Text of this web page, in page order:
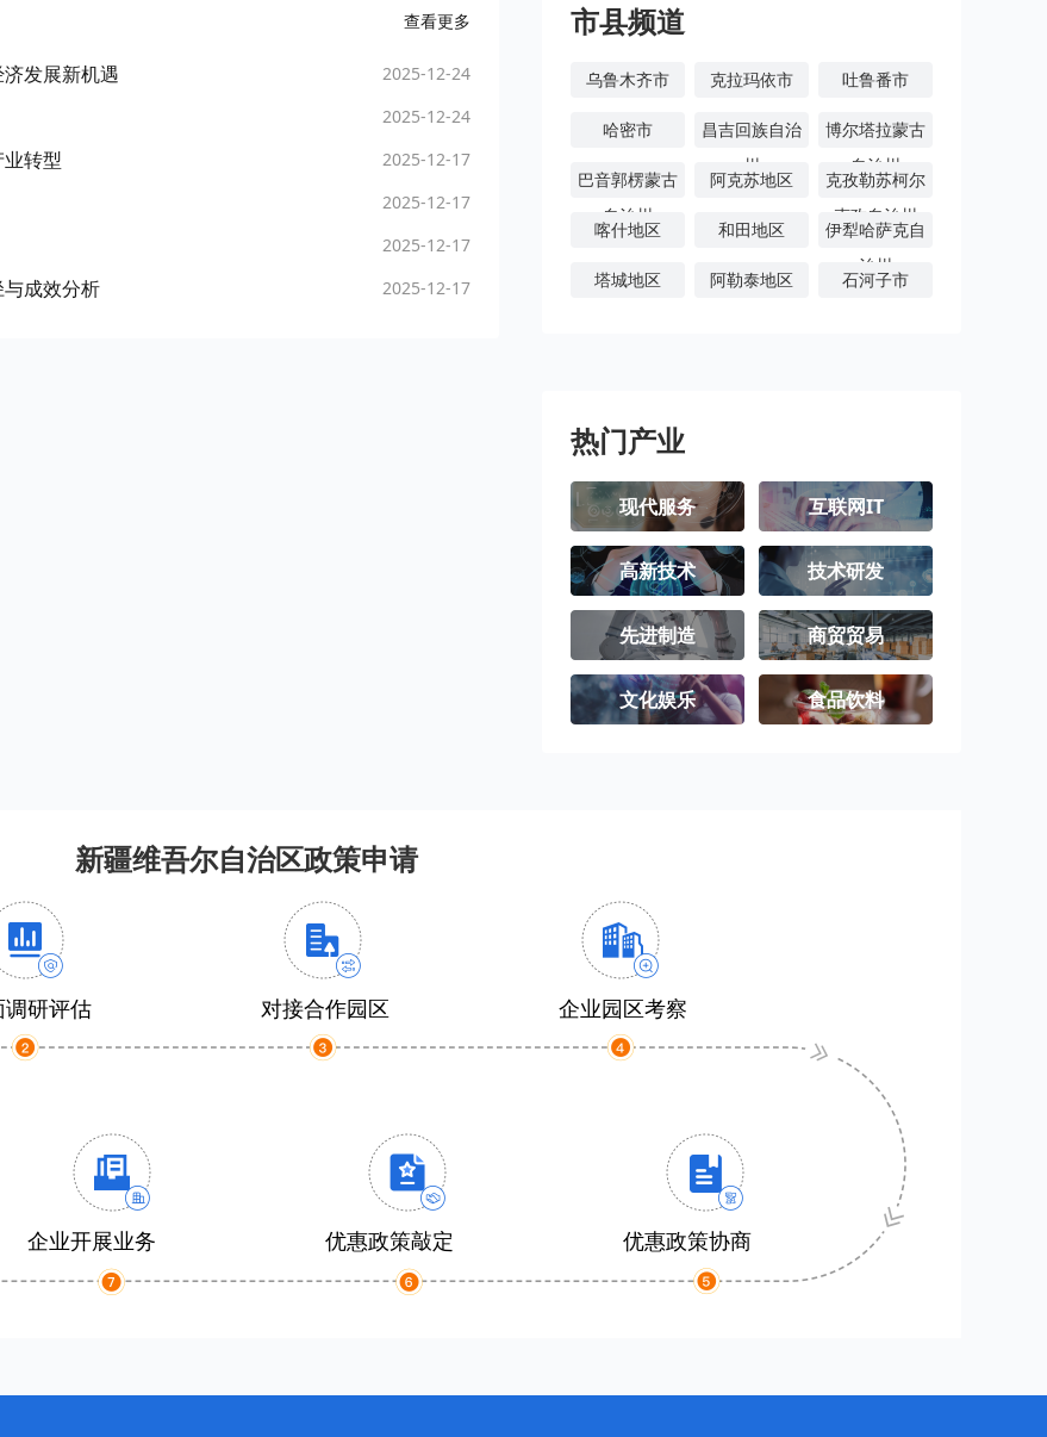
查看更多
发展新机遇 2025-12-24
2025-12-24
转型 2025-12-17
2025-12-17
2025-12-17
与成效分析 2025-12-17
市县频道
乌鲁木齐市 克拉玛依市 吐鲁番市
哈密市
昌吉回族自治
州
博尔塔拉蒙古
自治州
巴音郭楞蒙古
自治州
阿克苏地区
克孜勒苏柯尔
克孜自治州
喀什地区 和田地区
伊犁哈萨克自
治州
塔城地区 阿勒泰地区 石河子市
可克达拉市
热门产业
现代服务 互联网IT
高新技术 技术研发
先进制造 商贸贸易
文化娱乐 食品饮料
新疆维吾尔自治区政策申请
调研评估 对接合作园区 企业园区考察
企业开展业务 优惠政策敲定 优惠政策协商